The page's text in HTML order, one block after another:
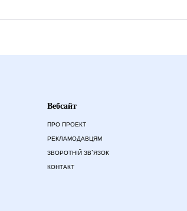
Вебсайт
ПРО ПРОЕКТ
РЕКЛАМОДАВЦЯМ
ЗВОРОТНІЙ ЗВ`ЯЗОК
КОНТАКТ